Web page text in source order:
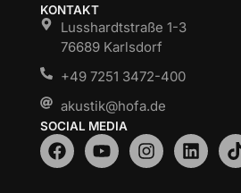
KONTAKT
Lusshardtstraße 1-3
76689 Karlsdorf
+49 7251 3472-400
akustik@hofa.de
SOCIAL MEDIA